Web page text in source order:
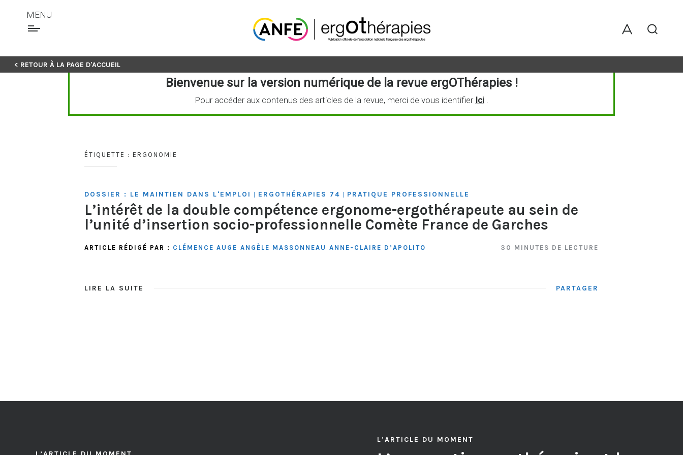
Skip
MENU
< RETOUR À LA PAGE D'ACCUEIL
Bienvenue sur la version numérique de la revue ergOThérapies !
Pour accéder aux contenus des articles de la revue, merci de vous identifier Ici .
ÉTIQUETTE : ERGONOMIE
DOSSIER : LE MAINTIEN DANS L'EMPLOI | ERGOTHÉRAPIES 74 | PRATIQUE PROFESSIONNELLE
L’intérêt de la double compétence ergonome-ergothérapeute au sein de
l’unité d’insertion socio-professionnelle Comète France de Garches
ARTICLE RÉDIGÉ PAR : CLÉMENCE AUGE ANGÈLE MASSONNEAU ANNE-CLAIRE D’APOLITO 30 MINUTES DE LECTURE
LIRE LA SUITE PARTAGER
L’ARTICLE DU MOMENT